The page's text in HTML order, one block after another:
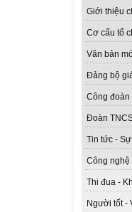
Giới thiệu
Cơ cấu tổ
Văn bản
Đảng bộ
Công đoàn
Đoàn
Tin tức -
Công nghệ
Thi đua -
Người tốt -